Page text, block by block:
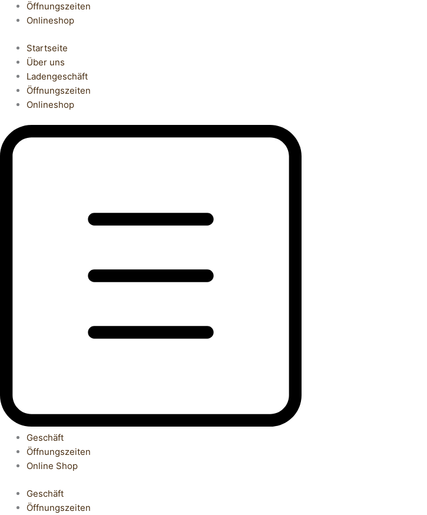
Öffnungszeiten
Onlineshop
Startseite
Über uns
Ladengeschäft
Öffnungszeiten
Onlineshop
Geschäft
Öffnungszeiten
Online Shop
Geschäft
Öffnungszeiten